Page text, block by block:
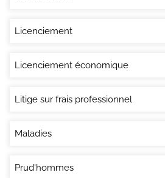
Licenciement
Licenciement économique
Litige sur frais professionnel
Maladies
Prud'hommes